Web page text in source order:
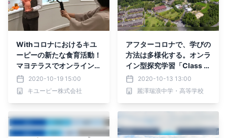
Withコロナにおけるキユ
ーピーの新たな食育活動！
マヨテラスでオンライン見
学を開始！
2020-10-19 15:00
キユーピー株式会社
アフターコロナで、学びの
方法は多様化する。オンラ
イン型探究学習「Class O
n」開催2020-10-13 13:00
麗澤瑞浪中学・高等学校